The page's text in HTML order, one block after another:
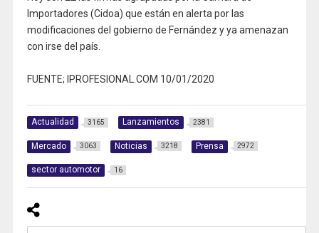
Importadores (Cidoa) que están en alerta por las
modificaciones del gobierno de Fernández y ya amenazan
con irse del país.
FUENTE; IPROFESIONAL.COM 10/01/2020
Actualidad 3165 Lanzamientos 2381
Mercado 3063 Noticias 3218 Prensa 2972
sector automotor 16